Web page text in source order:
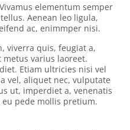
Vivamus elementum semper
Aenean leo ligula,
ac, enimmper nisi.
viverra quis, feugiat a,
varius laoreet.
Etiam ultricies nisi vel
vel, aliquet nec, vulputate
ut, imperdiet a, venenatis
pede mollis pretium.